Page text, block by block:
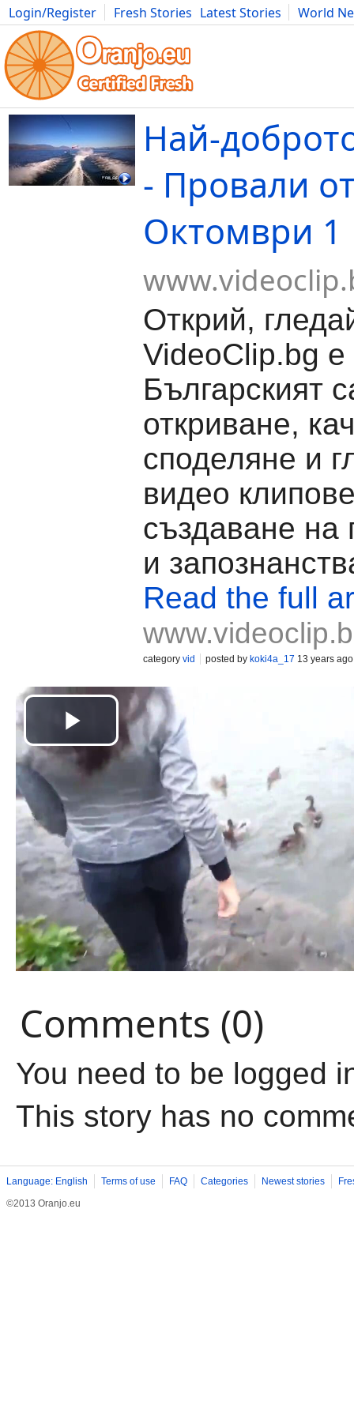
Login/Register Fresh Stories Latest Stories
World
Movies Anime Music Art Cars Advice Science
Най-
- Провали
Октомври 1
Открий,
VideoClip.bg е
Българският
откриване,
споделяне и
видео
създаване на
и
Read the full
category vid posted by koki4a_17 13 years ago
Comments (0)
You need to be logged
This story has no
Language: English Terms of use FAQ Categories Newest stories
©2013 Oranjo.eu